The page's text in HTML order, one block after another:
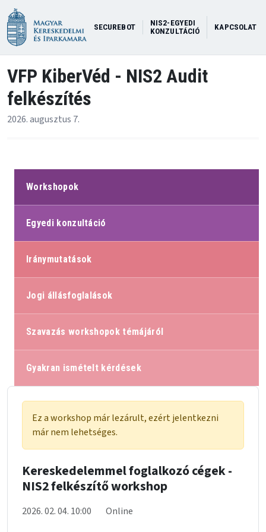
SECUREBOT
NIS2-EGYEDI
KONZULTÁCIÓ
KAPCSOLAT
VFP KiberVéd - NIS2 Audit
felkészítés
2026. augusztus 7.
Workshopok
Egyedi konzultáció
Iránymutatások
Jogi állásfoglalások
Szavazás workshopok témájáról
Gyakran ismételt kérdések
Ez a workshop már lezárult, ezért jelentkezni
már nem lehetséges.
Kereskedelemmel foglalkozó cégek -
NIS2 felkészítő workshop
2026. 02. 04. 10:00 Online